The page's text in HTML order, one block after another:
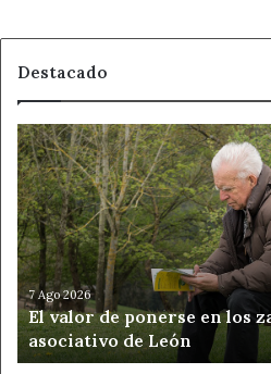
Destacado
El
valor
de
ponerse
en
los
zapatos
del
tejido
asociativo
de
7 Ago 2026
El valor de ponerse en los
asociativo de León